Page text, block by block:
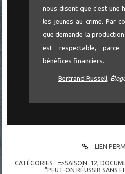
nous disent que c'est une
les jeunes au crime. Par
que demande la
est respectable,
bénéfices financiers.
Bertrand Russell,
LIEN
CATÉGORIES : =>SAISON. 12 ,
"PEUT-ON RÉUSSIR SANS